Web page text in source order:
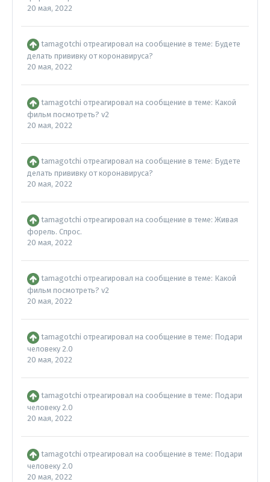
20 мая, 2022
tamagotchi отреагировал на сообщение в теме: Будете
делать прививку от коронавируса?
20 мая, 2022
tamagotchi отреагировал на сообщение в теме: Какой
фильм посмотреть? v2
20 мая, 2022
tamagotchi отреагировал на сообщение в теме: Будете
делать прививку от коронавируса?
20 мая, 2022
tamagotchi отреагировал на сообщение в теме: Живая
форель. Спрос.
20 мая, 2022
tamagotchi отреагировал на сообщение в теме: Какой
фильм посмотреть? v2
20 мая, 2022
tamagotchi отреагировал на сообщение в теме: Подари
человеку 2.0
20 мая, 2022
tamagotchi отреагировал на сообщение в теме: Подари
человеку 2.0
20 мая, 2022
tamagotchi отреагировал на сообщение в теме: Подари
человеку 2.0
20 мая, 2022